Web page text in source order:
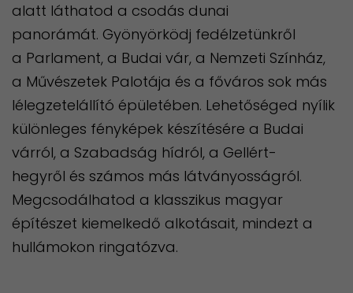
alatt láthatod a csodás dunai
panorámát. Gyönyörködj fedélzetünkről
a Parlament, a Budai vár, a Nemzeti Színház,
a Művészetek Palotája és a főváros sok más
lélegzetelállító épületében. Lehetőséged nyílik
különleges fényképek készítésére a Budai
várról, a Szabadság hídról, a Gellért-
hegyről és számos más látványosságról.
Megcsodálhatod a klasszikus magyar
építészet kiemelkedő alkotásait, mindezt a
hullámokon ringatózva.